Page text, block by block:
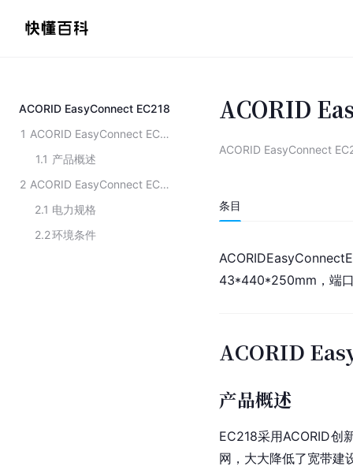
ACORID EasyConnect EC218
1
ACORID EasyConnect EC218-主要性能
1.1 产品概述
2
ACORID EasyConnect EC218-工作条件
2.1 电力规格
2.2环境条件
ACORID
ACORID EasyConnect
条目
43*440*250mm，端
ACORID
产品概述
EC218采用ACORID创
网，大大降低了宽带建